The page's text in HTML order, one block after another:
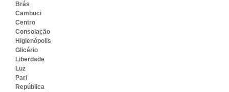
Brás
Cambuci
Centro
Consolação
Higienópolis
Glicério
Liberdade
Luz
Pari
República